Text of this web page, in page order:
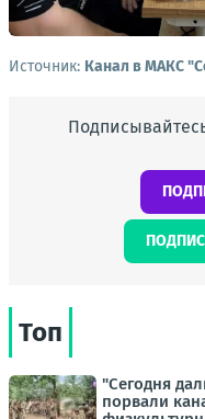
Источник: Канал в МАКС
Топ
"Сегодня
порвали